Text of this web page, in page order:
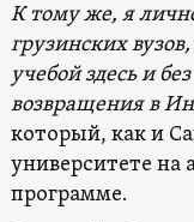
К тому же, я
грузинских
учебой здесь и
возвращения в
который, как и
университете
программе.